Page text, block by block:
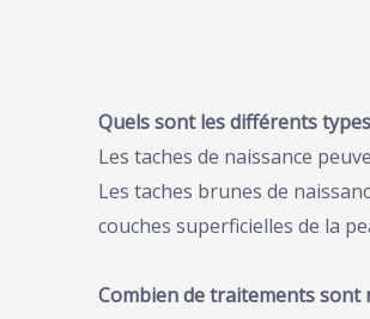
Quels sont les différents
Les taches de naissance
Les taches brunes de
couches superficielles de la
Combien de traitements sont